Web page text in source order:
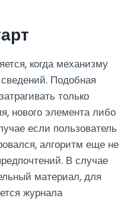
когда механизму
Подобная
только
нового элемента либо
если пользователь
алгоритм еще не
В случае
материал, для
журнала